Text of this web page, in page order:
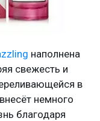
наполнена
свежесть и
в
немного
благодаря